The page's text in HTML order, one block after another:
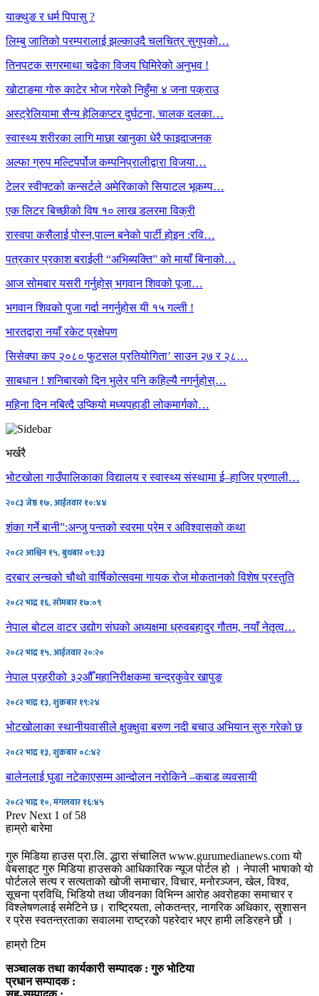
याक्थुङ र धर्म पिपासु ?
लिम्बु जातिको परम्परालाई झल्काउदै चलचित्र सुगुपको…
तिनपटक सगरमाथा चढेका विजय घिमिरेको अनुभव !
खोटाङमा गोरु काटेर भोज गरेको निहुँमा ४ जना पक्राउ
अस्ट्रेलियामा सैन्य हेलिकप्टर दुर्घटना, चालक दलका…
स्वास्थ्य शरीरका लागि माछा खानुका धेरै फाइदाजनक
अल्फा ग्रुप मल्टिपर्पोज कम्पनिप्रालीद्वारा विजया…
टेलर स्वीफ्टको कन्सर्टले अमेरिकाको सियाटल भूकम्प…
एक लिटर बिच्छीको विष १० लाख डलरमा विक्री
रास्वपा कसैलाई पोस्न,पाल्न बनेको पार्टी होइन :रवि…
पत्रकार प्रकाश बराईली “अभिब्यक्ति” को मायाँ बिनाको…
आज सोमबार यसरी गर्नुहोस् भगवान शिवको पूजा…
भगवान शिवको पुजा गर्दा नगर्नुहोस यी १५ गल्ती !
भारतद्वारा नयाँ रकेट प्रक्षेपण
सिसेक्पा कप २०८० फुटसल प्रतियोगिता’ साउन २७ र २८…
साबधान ! शनिबारको दिन भुलेर पनि कहिल्यै नगर्नुहोस्…
महिना दिन नबित्दै उप्कियो मध्यपहाडी लोकमार्गको…
भर्खरै
भोटखोला गाउँपालिकाका विद्यालय र स्वास्थ्य संस्थामा ई–हाजिर प्रणाली…
२०८३ जेष्ठ १७, आईतवार १०:४४
शंका गर्ने बानी”:अन्जु पन्तको स्वरमा प्रेम र अविश्वासको कथा
२०८२ आश्विन १५, बुधबार ०९:३३
दरबार लन्चको चौथो वार्षिकोत्सवमा गायक रोज मोकतानको विशेष प्रस्तुति
२०८२ भाद्र १६, सोमबार १७:०९
नेपाल बोटल वाटर उद्योग संघको अध्यक्षमा ध्रुवबहादुर गौतम, नयाँ नेतृत्व…
२०८२ भाद्र १५, आईतवार २०:२०
नेपाल प्रहरीको ३२औँ महानिरीक्षकमा चन्द्रकुवेर खापुङ
२०८२ भाद्र १३, शुक्रबार १९:२४
भोटखोलाका स्थानीयवासीले क्षुक्क्षुवा बरुण नदी बचाउ अभियान सुरु गरेको छ
२०८२ भाद्र १३, शुक्रबार ०८:४२
बालेनलाई घुडा नटेकाएसम्म आन्दोलन नरोकिने –कबाड व्यवसायी
२०८२ भाद्र १०, मंगलवार १६:४५
Prev Next 1 of 58
हाम्रो बारेमा
गुरु मिडिया हाउस प्रा.लि. द्धारा संचालित www.gurumedianews.com यो
वेबसाइट गुरु मिडिया हाउसकाे आधिकारिक न्यूज पोर्टल हो । नेपाली भाषाको यो
पोर्टलले सत्य र सत्यताको खोजी समाचार, विचार, मनोरञ्जन, खेल, विश्व,
सूचना प्रविधि, भिडियो तथा जीवनका विभिन्न आरोह अवरोहका समाचार र
विश्लेषणलाई समेटिने छ। राष्ट्रियता, लोकतन्त्र, नागरिक अधिकार, सुशासन
र प्रेस स्वतन्त्रताका सवालमा राष्ट्रको पहरेदार भएर हामी लडिरहने छौ ।
हाम्रो टिम
सञ्चालक तथा कार्यकारी सम्पादक : गुरु भोटिया
प्रधान सम्पादक :